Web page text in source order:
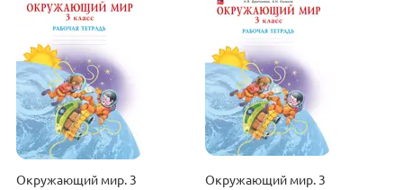
Окружающий мир. 3
Окружающий мир. 3